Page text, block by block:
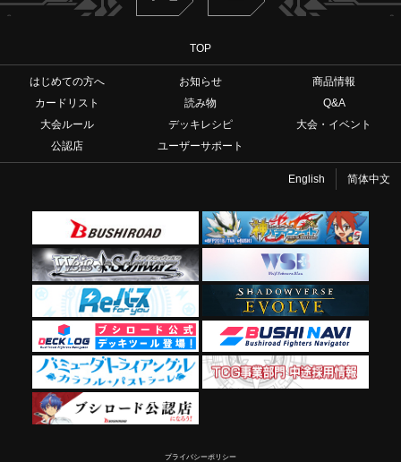
TOP
はじめての方へ お知らせ
商品情報
カードリスト
読み物
Q&A
大会ルール
デッキレシピ
大会・イベント
公認店
ユーザーサポート
English 简体中文
プライバシーポリシー